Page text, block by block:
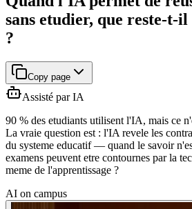
sans etudier, que reste-t-
?
Copy page
Assisté par IA
90 % des etudiants utilisent l'IA, mais ce
La vraie question est : l'IA revele les
du systeme educatif — quand le savoir
examens peuvent etre contournes par la
meme de l'apprentissage ?
AI on campus